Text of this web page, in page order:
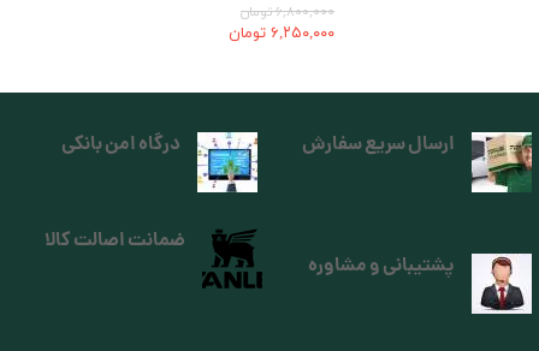
۶,۸۰۰,۰۰۰ تومان
۶,۲۵۰,۰۰۰ تومان
ارسال سریع سفارش درگاه امن بانکی
پشتیبانی و مشاوره
ضمانت اصالت کالا